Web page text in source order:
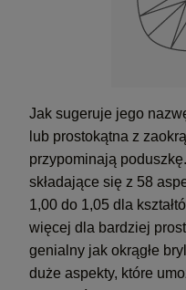
Jak sugeruje jego
lub prostokątna z
przypominają
składające się z 58
1,00 do 1,05 dla
więcej dla bardziej
genialny jak okrągłe
duże aspekty, które